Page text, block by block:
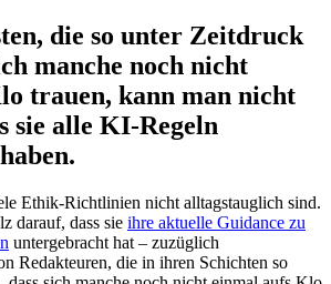
die so unter Zeitdruck
manche noch nicht
trauen, kann man nicht
sie alle KI-Regeln
Ethik-Richtlinien nicht alltagstauglich sind.
darauf, dass sie ihre aktuelle Guidance zu
untergebracht hat – zuzüglich
Redakteuren, die in ihren Schichten so